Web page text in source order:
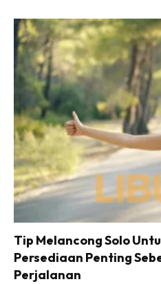
Tip Melancong Solo
Persediaan Penting
Perjalanan